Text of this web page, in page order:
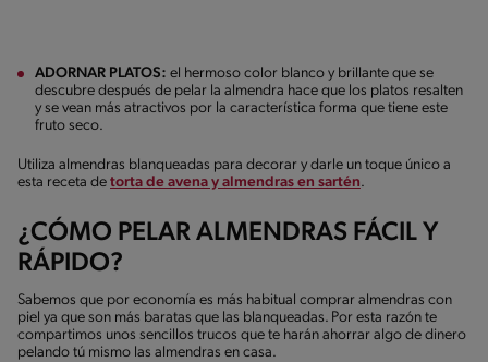
ADORNAR PLATOS: el hermoso color blanco y brillante que se
descubre después de pelar la almendra hace que los platos resalten
y se vean más atractivos por la característica forma que tiene este
fruto seco.
Utiliza almendras blanqueadas para decorar y darle un toque único a
esta receta de torta de avena y almendras en sartén.
¿CÓMO PELAR ALMENDRAS FÁCIL Y
RÁPIDO?
Sabemos que por economía es más habitual comprar almendras con
piel ya que son más baratas que las blanqueadas. Por esta razón te
compartimos unos sencillos trucos que te harán ahorrar algo de dinero
pelando tú mismo las almendras en casa.